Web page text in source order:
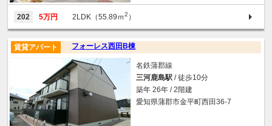
202 5万円 2LDK（55.89ｍ2 ）
フォーレス西田B棟
賃貸アパート
名鉄蒲郡線
三河鹿島駅 / 徒歩10分
築年 26年 / 2階建
愛知県蒲郡市金平町西田36-7